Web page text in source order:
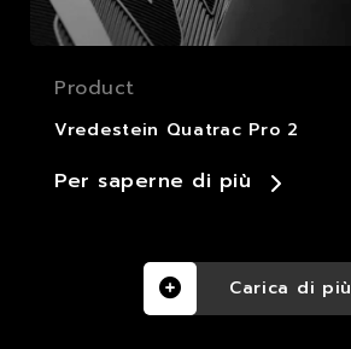
Product
Vredestein Quatrac Pro 2
Per saperne di più
Carica di più